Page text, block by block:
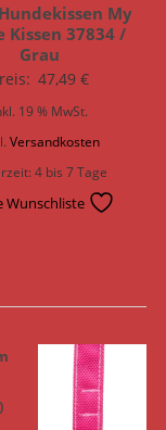
My
Kissen 37834 /
Grau
47,49 €
19 % MwSt.
Versandkosten
4 bis 7 Tage
Wunschliste